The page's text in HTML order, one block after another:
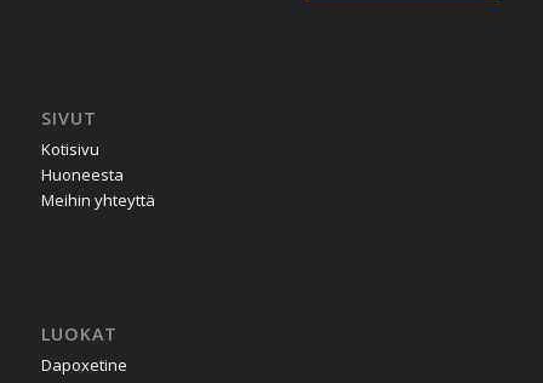
SIVUT
Kotisivu
Huoneesta
Meihin yhteyttä
LUOKAT
Dapoxetine